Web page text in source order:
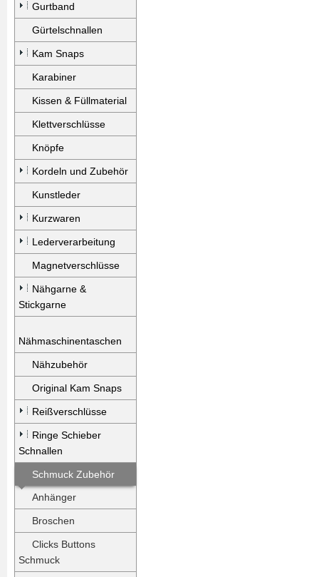
Gurtband
Gürtelschnallen
Kam Snaps
Karabiner
Kissen & Füllmaterial
Klettverschlüsse
Knöpfe
Kordeln und Zubehör
Kunstleder
Kurzwaren
Lederverarbeitung
Magnetverschlüsse
Nähgarne &
Stickgarne
Nähmaschinentaschen
Nähzubehör
Original Kam Snaps
Reißverschlüsse
Ringe Schieber
Schnallen
Schmuck Zubehör
Anhänger
Broschen
Clicks Buttons
Schmuck